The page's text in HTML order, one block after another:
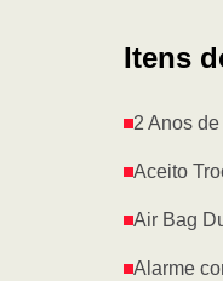
Itens
2 Anos
Aceito
Air Bag
Alarme